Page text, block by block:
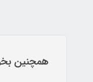
همچنین